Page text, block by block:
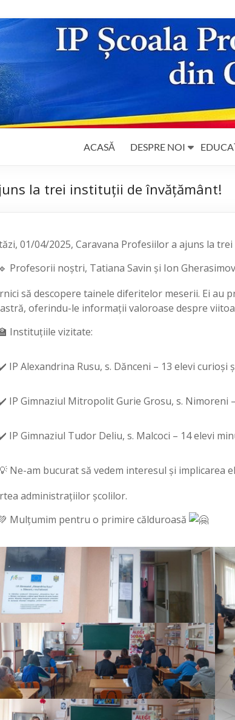
ACASĂ DESPRE NOI
la trei instituții de învățământ!
01/04/2025, Caravana Profesiilor a ajuns la
Profesorii noștri, Tatiana Savin și Ion
să descopere tainele diferitelor meserii. Ei au
oferindu-le informații valoroase despre
Instituțiile vizitate:
IP Alexandrina Rusu, s. Dănceni – 13 elevi curioși
IP Gimnaziul Mitropolit Gurie Grosu, s. Nimoreni
IP Gimnaziul Tudor Deliu, s. Malcoci – 14 elevi
Ne-am bucurat să vedem interesul și implicarea
administrațiilor școlilor.
Mulțumim pentru o primire călduroasă